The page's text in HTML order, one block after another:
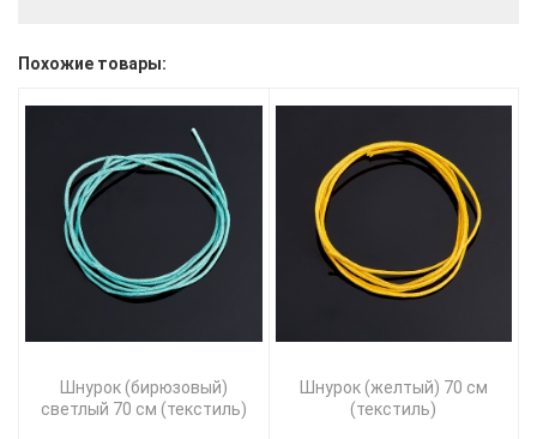
Похожие товары:
Шнурок (бирюзовый)
светлый 70 см (текстиль)
Шнурок (желтый) 70 см
(текстиль)